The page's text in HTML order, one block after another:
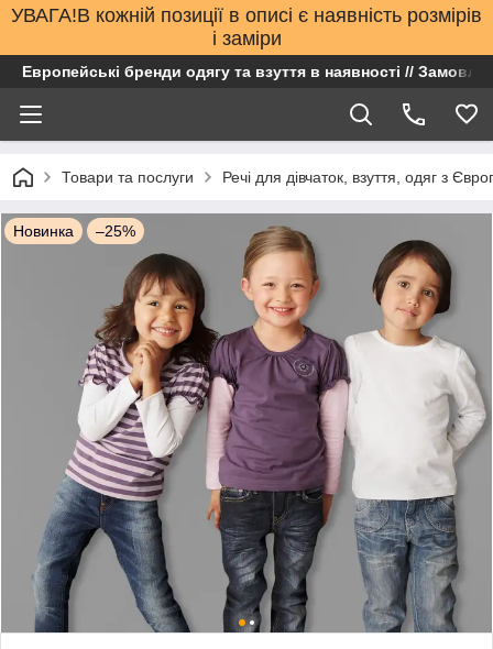
УВАГА!В кожній позиції в описі є наявність розмірів
і заміри
Европейські бренди одягу та взуття в наявності //
Товари та послуги Речі для дівчаток, взуття, одяг з
Новинка –25%